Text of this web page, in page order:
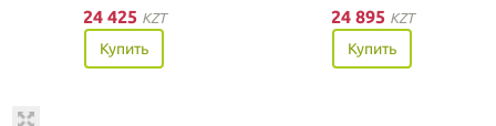
24 425 KZT
Купить
24 895 KZT
Купить